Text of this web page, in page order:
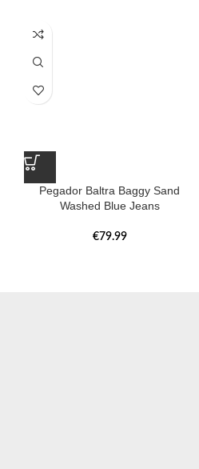
Pegador Baltra Baggy Sand
Washed Blue Jeans
€79.99